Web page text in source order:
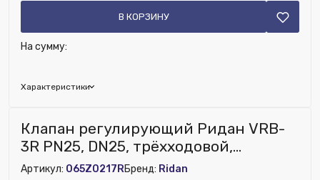
Характеристики
В КОРЗИНУ
На сумму:
Глубина (мм):
Возможность установки сервопривода:
Наличие обратного клапана:
Нет
Ширина (мм):90
Клапан регулирующий Ридан VRB-
3R PN25, DN25, трёхходовой,
седельный, ВР,нержавеющая сталь
Артикул: 065Z0217RБренд: Ridan